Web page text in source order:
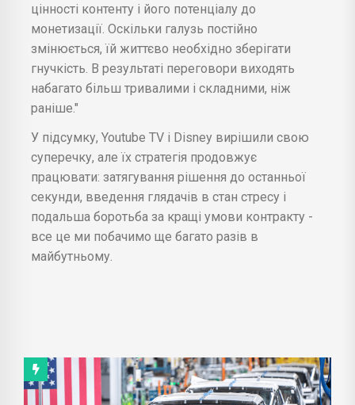
цінності контенту і його потенціалу до
монетизації. Оскільки галузь постійно
змінюється, їй життєво необхідно зберігати
гнучкість. В результаті переговори виходять
набагато більш тривалими і складними, ніж
раніше."
У підсумку, Youtube TV і Disney вирішили свою
суперечку, але їх стратегія продовжує
працювати: затягування рішення до останньої
секунди, введення глядачів в стан стресу і
подальша боротьба за кращі умови контракту -
все це ми побачимо ще багато разів в
майбутньому.